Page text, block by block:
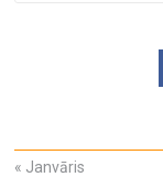
« Janvāris